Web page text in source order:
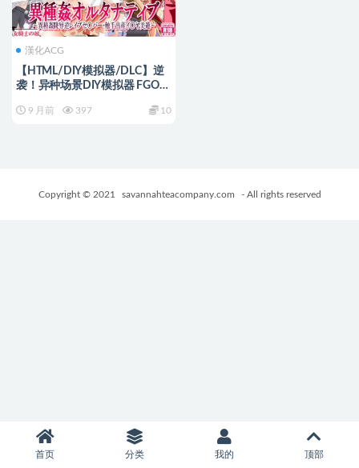
漢化ACG
【HTML/DIY模拟器/DLC】逆
袭！异种场景DIY模拟器 FGO限
9 月前 397 10
Copyright © 2021 savannahteacompany.com - All rights reserved
首页 分类 我的 顶部